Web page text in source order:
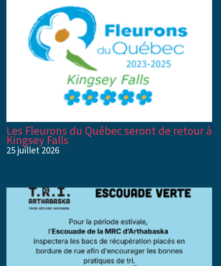
Les Fleurons du Québec seront de retour à
Kingsey Falls
25 juillet 2026